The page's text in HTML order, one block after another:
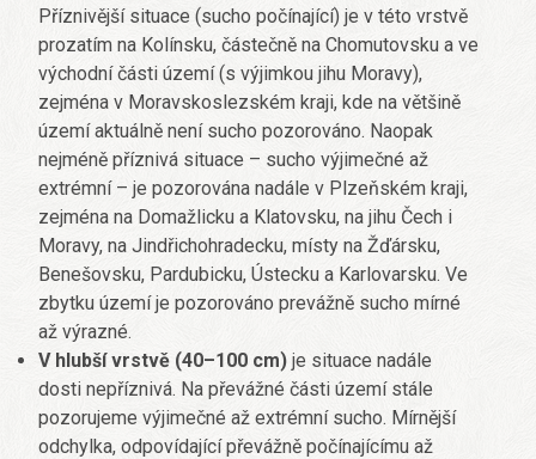
Příznivější situace (sucho počínající) je v této vrstvě
prozatím na Kolínsku, částečně na Chomutovsku a ve
východní části území (s výjimkou jihu Moravy),
zejména v Moravskoslezském kraji, kde na většině
území aktuálně není sucho pozorováno. Naopak
nejméně příznivá situace – sucho výjimečné až
extrémní – je pozorována nadále v Plzeňském kraji,
zejména na Domažlicku a Klatovsku, na jihu Čech i
Moravy, na Jindřichohradecku, místy na Žďársku,
Benešovsku, Pardubicku, Ústecku a Karlovarsku. Ve
zbytku území je pozorováno prevážně sucho mírné
až výrazné.
V hlubší vrstvě (40–100 cm) je situace nadále
dosti nepříznivá. Na převážné části území stále
pozorujeme výjimečné až extrémní sucho. Mírnější
odchylka, odpovídající převážně počínajícímu až